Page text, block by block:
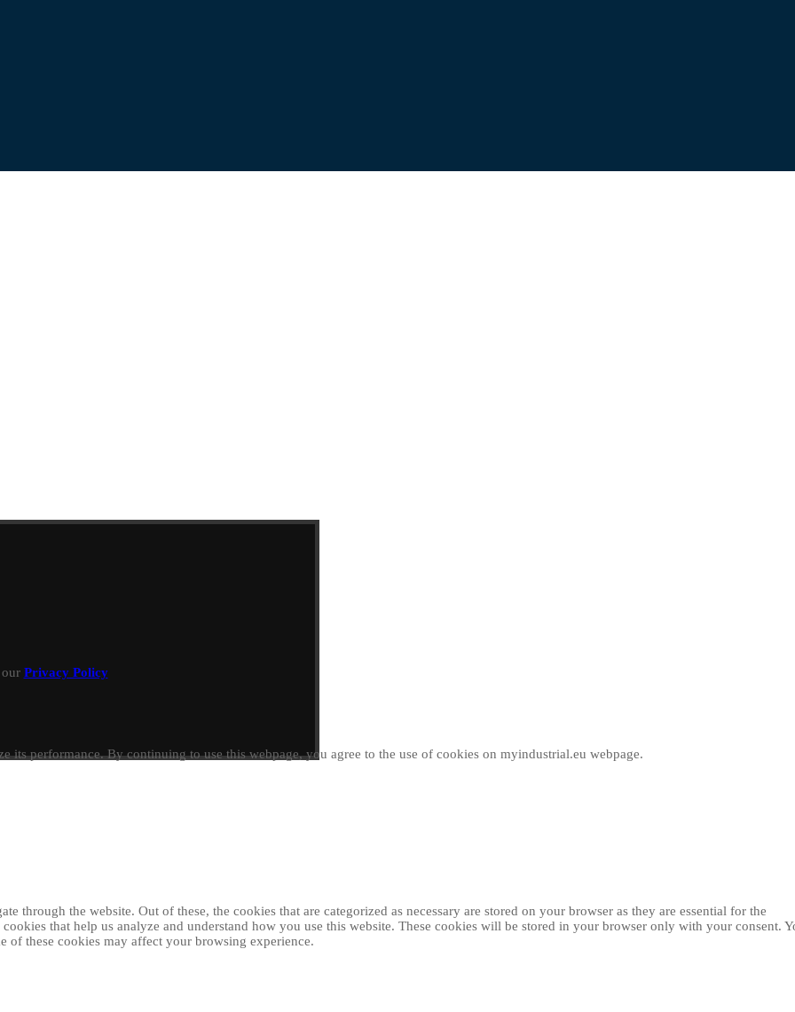
Privacy Policy
its performance. By continuing to use this webpage, you agree to the use of cookies on myindustrial.eu webpage.
through the website. Out of these, the cookies that are categorized as necessary are stored on your browser as they are essential for the
that help us analyze and understand how you use this website. These cookies will be stored in your browser only with your consent.
of these cookies may affect your browsing experience.